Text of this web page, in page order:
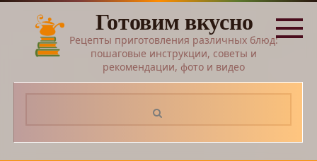
Перейти
контенту
Готовим вкусно
Рецепты приготовления различных блюд:
пошаговые инструкции, советы и
рекомендации, фото и видео